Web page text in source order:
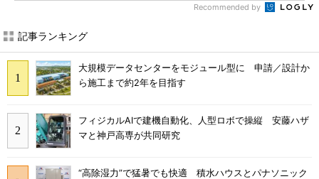
Recommended by
記事ランキング
大規模データセンターをモジュール型に 申請／設計か
ら施工まで約2年を目指す
フィジカルAIで建機自動化、人型ロボで操縦 安藤ハザ
マと神戸高専が共同研究
“高除湿力”で猛暑でも快適 積水ハウスとパナソニック